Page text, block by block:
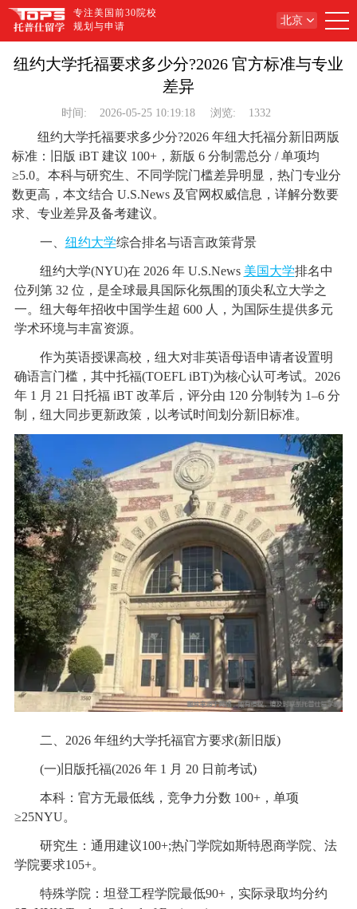
专注美国前30院校
规划与申请
北京
纽约大学托福要求多少分?2026 官方标准与专业
差异
时间: 2026-05-25 10:19:18 浏览: 1332
纽约大学托福要求多少分?2026 年纽大托福分新旧两版
标准：旧版 iBT 建议 100+，新版 6 分制需总分 / 单项均
≥5.0。本科与研究生、不同学院门槛差异明显，热门专业分
数更高，本文结合 U.S.News 及官网权威信息，详解分数要
求、专业差异及备考建议。
一、 纽约大学综合排名与语言政策背景
纽约大学(NYU)在 2026 年 U.S.News 美国大学排名中
位列第 32 位，是全球最具国际化氛围的顶尖私立大学之
一。纽大每年招收中国学生超 600 人，为国际生提供多元
学术环境与丰富资源。
作为英语授课高校，纽大对非英语母语申请者设置明
确语言门槛，其中托福(TOEFL iBT)为核心认可考试。2026
年 1 月 21 日托福 iBT 改革后，评分由 120 分制转为 1–6 分
制，纽大同步更新政策，以考试时间划分新旧标准。
二、2026 年纽约大学托福官方要求(新旧版)
(一)旧版托福(2026 年 1 月 20 日前考试)
本科：官方无最低线，竞争力分数 100+，单项
≥25NYU。
研究生：通用建议100+;热门学院如斯特恩商学院、法
学院要求105+。
特殊学院：坦登工程学院最低90+，实际录取均分约